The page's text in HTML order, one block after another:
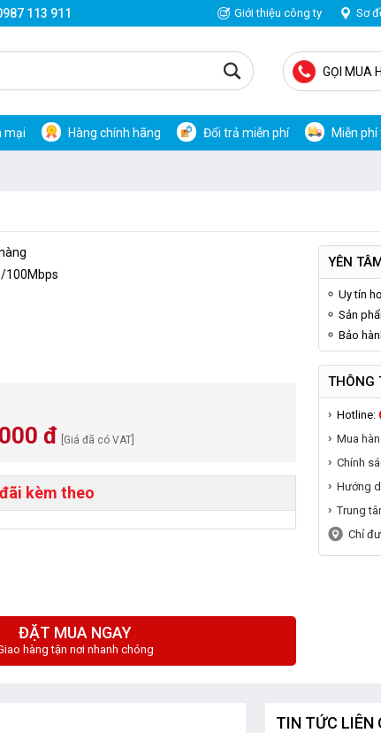
Giới thiệu công ty Sơ
113 911
GỌI MUA
Miễn
Đổi trả miễn phí
Hàng chính hãng
mại
100Mbps
đ [Giá đã có VAT]
kèm theo
ĐẶT MUA NGAY
hàng tận nơi nhanh chóng
YÊN
Uy tín
Sản
Bảo
THÔNG
Hotline:
Mua
Chính
Hướng
Trung
Chỉ
TIN TỨC LIÊN